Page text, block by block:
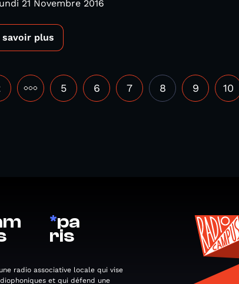
21 Novembre 2016
savoir plus
••• 5 6 7 8 9 10
*pa
ris
radio associative locale qui vise
et qui défend une